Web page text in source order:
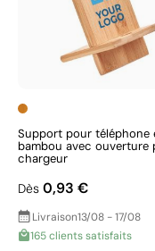
Support pour téléphone
bambou avec ouverture
chargeur
Dès 0,93 €
Livraison13/08 - 17/08
165 clients satisfaits